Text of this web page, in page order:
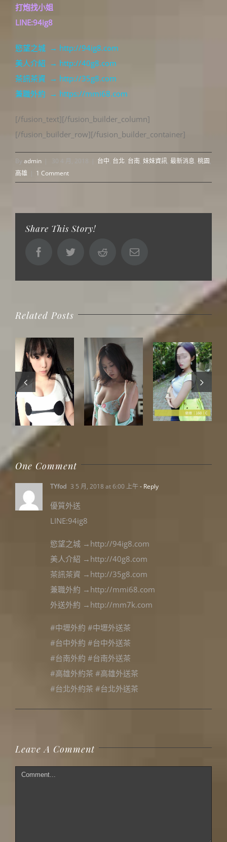
打炮找小姐
LINE:94ig8
慾望之城 → http://94ig8.com
美人介紹 → http://40g8.com
茶訊茶資 → http://35g8.com
兼職外約 → https://mmi68.com
[/fusion_text][/fusion_builder_column]
[/fusion_builder_row][/fusion_builder_container]
By admin 30 4 月, 2018 台中 台北 台南, 妹妹資訊, 最新消息, 桃園,
高雄
1 Comment
Share This Story!
FacebookTwitter Reddit Email
Related Posts
鎖新姿勢
約砲約不
成 閉上眼
想想妹妹
⤀ 桃園叫
小姐2 ♥♥
One Comment
TYfod 3 5 月, 2018 at 6:00 上午- Reply
優質外送
LINE:94ig8
慾望之城 →http://94ig8.com
美人介紹 →http://40g8.com
茶訊茶資 →http://35g8.com
兼職外約 →http://mmi68.com
外送外約 →http://mm7k.com
#中壢外約 #中壢外送茶
#台中外約 #台中外送茶
#台南外約 #台南外送茶
#高雄外約茶 #高雄外送茶
#台北外約茶 #台北外送茶
Leave A Comment
Comment